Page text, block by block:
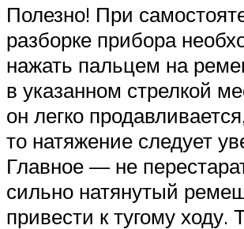
Полезно! При
разборке прибора
нажать пальцем на
в указанном стрелкой
он легко
то натяжение следует
Главное — не
сильно натянутый
привести к тугому ходу.